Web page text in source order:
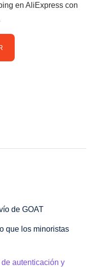
en AliExpress con
de GOAT
que los minoristas
autenticación y